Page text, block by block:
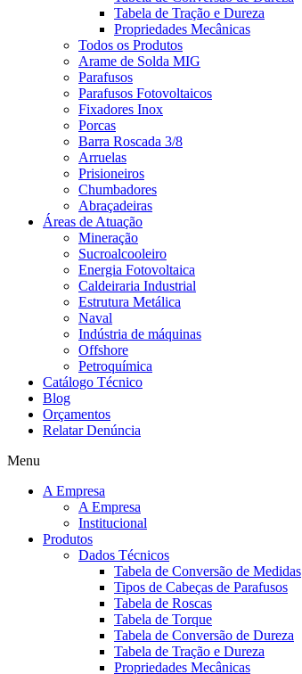
Tabela de Tração e Dureza
Propriedades Mecânicas
Todos os Produtos
Arame de Solda MIG
Parafusos
Parafusos Fotovoltaicos
Fixadores Inox
Porcas
Barra Roscada 3/8
Arruelas
Prisioneiros
Chumbadores
Abraçadeiras
Áreas de Atuação
Mineração
Sucroalcooleiro
Energia Fotovoltaica
Caldeiraria Industrial
Estrutura Metálica
Naval
Indústria de máquinas
Offshore
Petroquímica
Catálogo Técnico
Blog
Orçamentos
Relatar Denúncia
Menu
A Empresa
A Empresa
Institucional
Produtos
Dados Técnicos
Tabela de Conversão de Medidas
Tipos de Cabeças de Parafusos
Tabela de Roscas
Tabela de Torque
Tabela de Conversão de Dureza
Tabela de Tração e Dureza
Propriedades Mecânicas